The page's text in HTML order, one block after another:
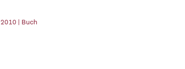
2010 | Buch